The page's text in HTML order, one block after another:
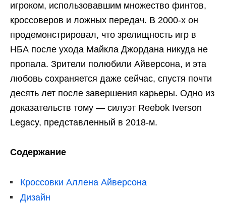
игроком, использовавшим множество финтов,
кроссоверов и ложных передач. В 2000-х он
продемонстрировал, что зрелищность игр в
НБА после ухода Майкла Джордана никуда не
пропала. Зрители полюбили Айверсона, и эта
любовь сохраняется даже сейчас, спустя почти
десять лет после завершения карьеры. Одно из
доказательств тому — силуэт Reebok Iverson
Legacy, представленный в 2018-м.
Содержание
Кроссовки Аллена Айверсона
Дизайн